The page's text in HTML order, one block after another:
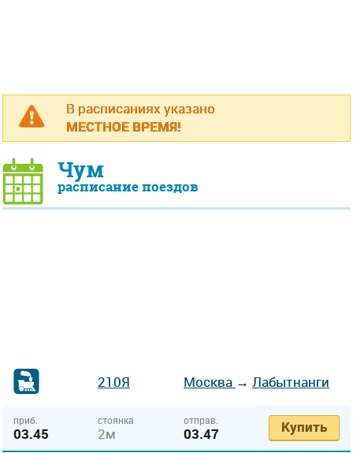
В расписаниях указано
МЕСТНОЕ ВРЕМЯ!
Чум
расписание поездов
210Я Москва → Лабытнанги
приб.
03.45
стоянка
2м
отправ.
03.47 Купить